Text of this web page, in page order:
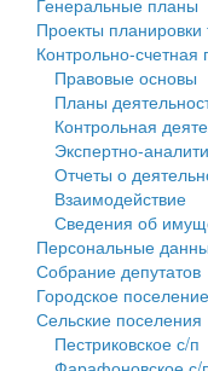
Проекты планировки
Собрание депутатов
Городское
Сельские
Проекты планировки
Контрольно-счетная
Правовые основы
Планы
Контрольная
Экспертно-
Отчеты о
Взаимодействие
Сведения об
Персональные
Собрание депутатов
Городское поселение
Сельские поселения
Пестриковское с/п